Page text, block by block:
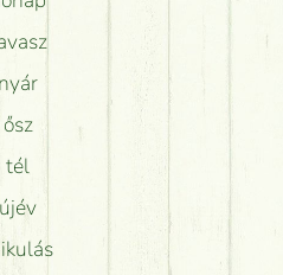
nyár
ősz
tél
újév